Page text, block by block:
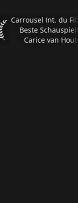
Film Bestes Filmplakat
Carrousel Int. du
Beste
Carice van